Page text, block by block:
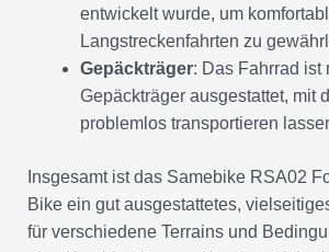
entwickelt wurde, um
Langstreckenfahrten zu
Gepäckträger: Das Fahrrad ist
Gepäckträger ausgestattet, mit
problemlos transportieren
Insgesamt ist das Samebike RSA02
Bike ein gut ausgestattetes,
für verschiedene Terrains und